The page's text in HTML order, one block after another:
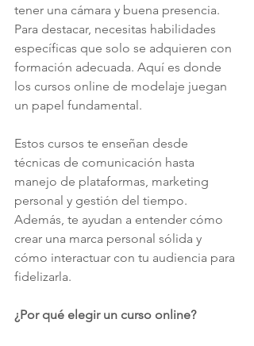
tener una cámara y buena presencia.
Para destacar, necesitas habilidades
específicas que solo se adquieren con
formación adecuada. Aquí es donde
los cursos online de modelaje juegan
un papel fundamental.
Estos cursos te enseñan desde
técnicas de comunicación hasta
manejo de plataformas, marketing
personal y gestión del tiempo.
Además, te ayudan a entender cómo
crear una marca personal sólida y
cómo interactuar con tu audiencia para
fidelizarla.
¿Por qué elegir un curso online?